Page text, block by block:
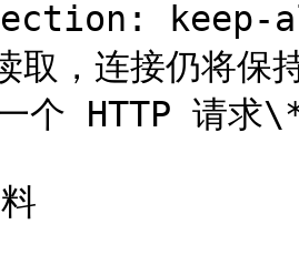
keep-
取，连接仍将
个 HTTP 请求